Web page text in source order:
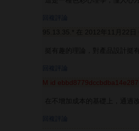
回複評論
挺有趣的理論，對產品設計挺
回複評論
M id
在不增加成本的基礎上，通過
回複評論